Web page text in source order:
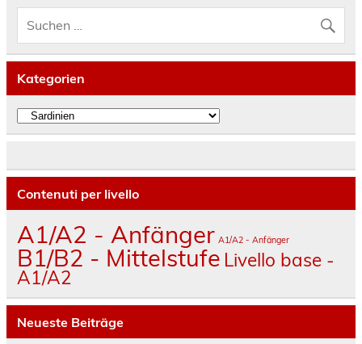
Kategorien
Kategorien
Contenuti per livello
A1/A2 - Anfänger A1/A2 - Anfänger
B1/B2 - Mittelstufe Livello base -
A1/A2
Neueste Beiträge